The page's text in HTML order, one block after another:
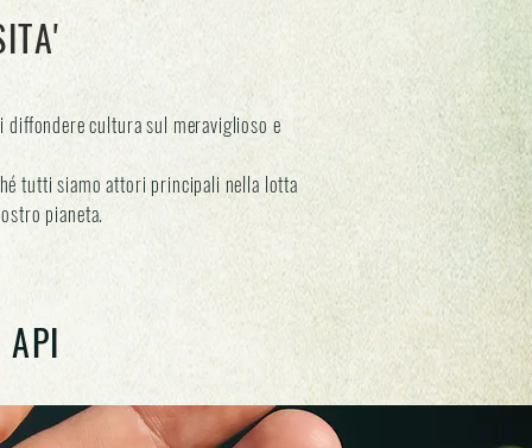
cultura sul meraviglioso e
tutti siamo attori principali nella lotta
pianeta.
API